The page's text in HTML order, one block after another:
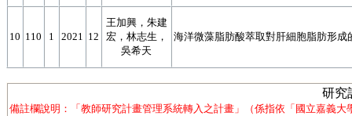
10 110 1 2021 12
王加興，朱建
宏，林志生，
吳希天
海洋微藻脂肪酸萃取對肝細胞脂肪形成
研究
備註欄說明：「教師研究計畫管理系統轉入之計畫」（係指依「國立嘉義